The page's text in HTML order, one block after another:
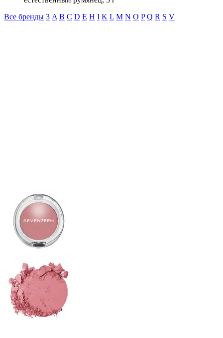
Все бренды 3 A B C D E H I K L M N O P Q R S V